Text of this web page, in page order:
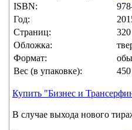
ISBN:
Год:
Страниц:
320
Обложка:
Формат:
Вес (в упаковке):
450
Купить "Бизнес и
В случае выхода нового